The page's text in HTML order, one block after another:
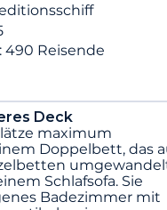
490 Reisende
Deck
maximum
Doppelbett, das
Schlafsofa. Sie
Badezimmer mit